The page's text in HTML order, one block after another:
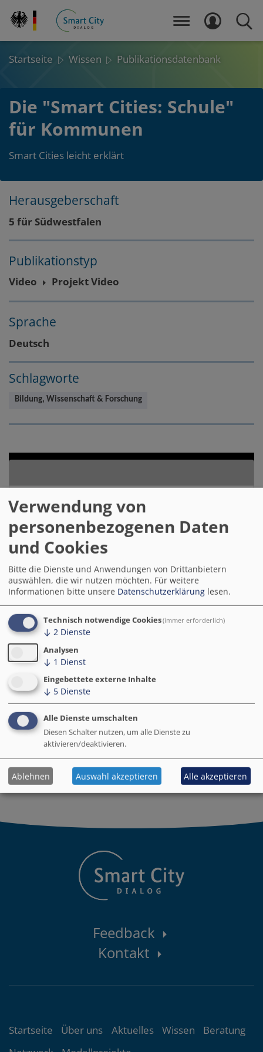
zum
MENÜ LOGIN
Startseite Wissen Publikationsdatenbank
Die "Smart Cities: Schule"
für Kommunen
Smart Cities leicht erklärt
Seitenbereich
Hauptinhalt
Layout
Herausgeberschaft
5 für Südwestfalen
Publikationstyp
Video Projekt Video
Sprache
Deutsch
Schlagworte
Bildung, Wissenschaft & Forschung
Smart Cities leicht erklärt // Die "Smart Cities: Schule" für
Kommunen
VonYouTubebereitgestellten externen Inhalt laden?
Ja (einmalig)
Cookie-Einstellungen verwalten
Zurück zur Übersicht
Kontaktbereich
Feedback
Kontakt
Themenübersicht
Startseite Über uns Aktuelles Wissen
Beratung
Verwendung von
personenbezogenen Daten
und Cookies
Bitte die Dienste und Anwendungen von Drittanbietern
auswählen, die wir nutzen möchten. Für weitere
Informationen bitte unsere Datenschutzerklärung lesen.
Technisch notwendige Cookies(immer erforderlich)
↓ 2 Dienste
Analysen
↓ 1 Dienst
Eingebettete externe Inhalte
↓ 5 Dienste
Alle Dienste umschalten
Diesen Schalter nutzen, um alle Dienste zu
aktivieren/deaktivieren.
Ablehnen Auswahl akzeptieren Alle akzeptieren